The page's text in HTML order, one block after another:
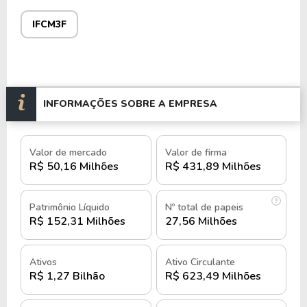
Infra.pay:soluções de trade finance, pagamentos
para e-commerce, omnipayments e sistemas
segmentos, ajudando-as a implementar, operar e
otimizar canais de vendas online.
A empresa possui uma abrangente atuação
nacional, atendendo clientes em todo o Brasil.
Sua infraestrutura logística inclui centros de
distribuição e escritórios estrategicamente
localizados para garantir eficiência nas operações e
suporte aos clientes.
Além disso, a Infracommerce atende demandas
específicas de empresas que buscam digitalizar
IFCM3F
INFORMAÇÕES SOBRE A EMPRESA
Valor de mercado
R$ 50,16 Milhões
Valor de firma
R$ 431,89 Milhões
Patrimônio Líquido
R$ 152,31 Milhões
Nº total de papeis
27,56 Milhões
Ativos
R$ 1,27 Bilhão
Ativo Circulante
R$ 623,49 Milhões